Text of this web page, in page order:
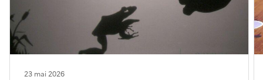
23 mai 2026